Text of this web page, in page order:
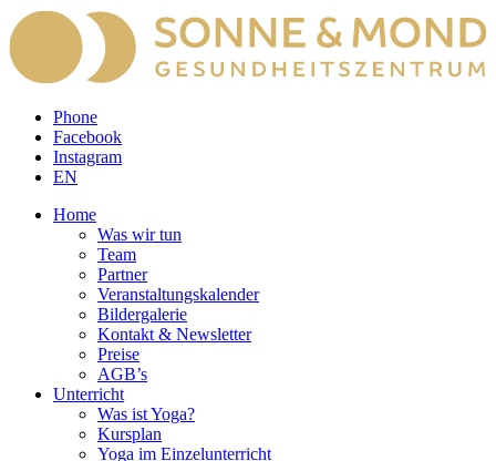
Phone
Facebook
Instagram
EN
Home
Was wir tun
Team
Partner
Veranstaltungskalender
Bildergalerie
Kontakt & Newsletter
Preise
AGB’s
Unterricht
Was ist Yoga?
Kursplan
Yoga im Einzelunterricht